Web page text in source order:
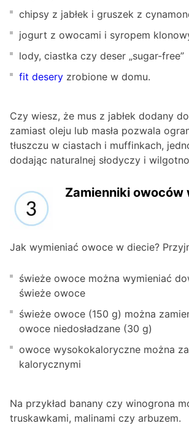
chipsy z jabłek i gruszek z
jogurt z owocami i syropem
lody, ciastka czy deser „sugar-free”
fit desery zrobione w domu.
Czy wiesz, że mus z jabłek dodany
zamiast oleju lub masła pozwala
tłuszczu w ciastach i muffinkach,
dodając naturalnej słodyczy i
Zamienniki owoców
Jak wymieniać owoce w diecie?
świeże owoce można wymieniać
świeże owoce
świeże owoce (150 g) można
owoce niedosładzane (30 g)
owoce wysokokaloryczne można
kalorycznymi
Na przykład banany czy winogrona
truskawkami, malinami czy arbuzem.